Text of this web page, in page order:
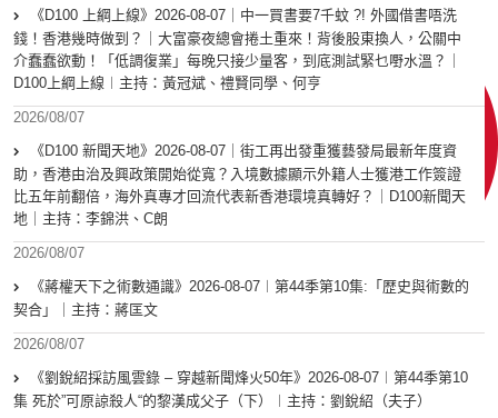
《D100 上綱上線》2026-08-07｜中一買書要7千蚊 ?! 外國借書唔洗
錢！香港幾時做到？｜大富豪夜總會捲土重來！背後股東換人，公關中
介蠢蠢欲動！「低調復業」每晚只接少量客，到底測試緊乜嘢水溫？｜
D100上綱上線︱主持：黃冠斌、禮賢同學、何亨
2026/08/07
《D100 新聞天地》2026-08-07｜街工再出發重獲藝發局最新年度資
助，香港由治及興政策開始從寬？入境數據顯示外籍人士獲港工作簽證
比五年前翻倍，海外真專才回流代表新香港環境真轉好？｜D100新聞天
地｜主持：李錦洪、C朗
2026/08/07
《蔣權天下之術數通識》2026-08-07︱第44季第10集:「歴史與術數的
契合」｜主持：蔣匡文
2026/08/07
《劉銳紹採訪風雲錄 – 穿越新聞烽火50年》2026-08-07︱第44季第10
集 死於”可原諒殺人“的黎漢成父子（下）︱主持：劉銳紹（夫子）